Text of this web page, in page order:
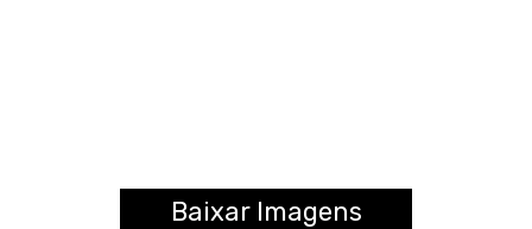
Baixar Imagens